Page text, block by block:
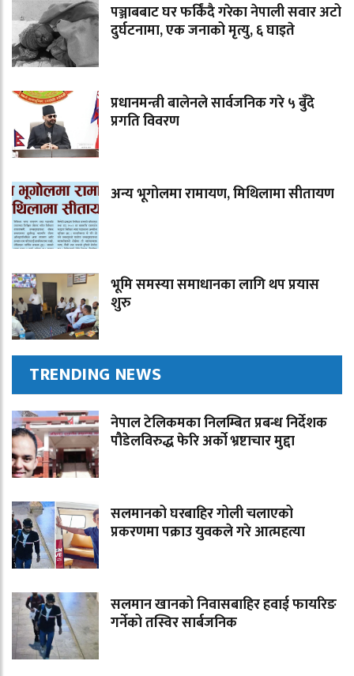
पञ्जाबबाट घर फर्किंदै गरेका नेपाली सवार अटो
दुर्घटनामा, एक जनाको मृत्यु, ६ घाइते
प्रधानमन्त्री बालेनले सार्वजनिक गरे ५ बुँदे
प्रगति विवरण
अन्य भूगोलमा रामायण, मिथिलामा सीतायण
भूमि समस्या समाधानका लागि थप प्रयास
शुरु
TRENDING NEWS
नेपाल टेलिकमका निलम्बित प्रबन्ध निर्देशक
पौडेलविरुद्ध फेरि अर्को भ्रष्टाचार मुद्दा
सलमानको घरबाहिर गोली चलाएको
प्रकरणमा पक्राउ युवकले गरे आत्महत्या
सलमान खानको निवासबाहिर हवाई फायरिङ
गर्नेको तस्विर सार्बजनिक